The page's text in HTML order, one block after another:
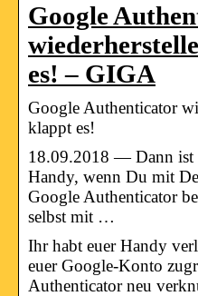
Google
es! – GIGA
Google Authenticator
klappt es!
18.09.2018 — Dann ist
Handy, wenn Du mit
Google Authenticator
selbst mit …
Ihr habt euer Handy
euer Google-Konto
Authenticator neu